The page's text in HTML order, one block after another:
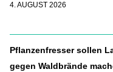
4. AUGUST 2026
Pflanzenfresser sollen
gegen Waldbrände